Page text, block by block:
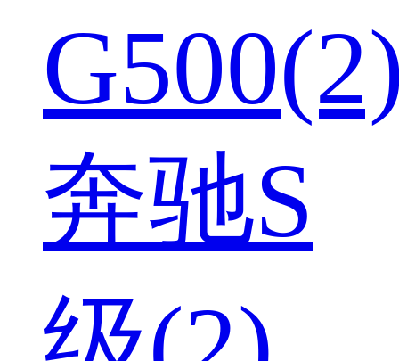
奔驰S